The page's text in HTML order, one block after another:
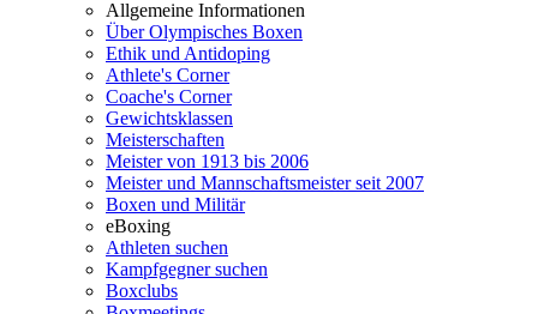
Allgemeine Informationen
Über Olympisches Boxen
Ethik und Antidoping
Athlete's Corner
Coache's Corner
Gewichtsklassen
Meisterschaften
Meister von 1913 bis 2006
Meister und Mannschaftsmeister seit 2007
Boxen und Militär
eBoxing
Athleten suchen
Kampfgegner suchen
Boxclubs